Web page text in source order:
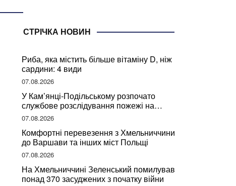
СТРІЧКА НОВИН
Риба, яка містить більше вітаміну D, ніж
сардини: 4 види
07.08.2026
У Кам’янці-Подільському розпочато
службове розслідування пожежі на
сміттєзвалищі
07.08.2026
Комфортні перевезення з Хмельниччини
до Варшави та інших міст Польщі
07.08.2026
На Хмельниччині Зеленський помилував
понад 370 засуджених з початку війни